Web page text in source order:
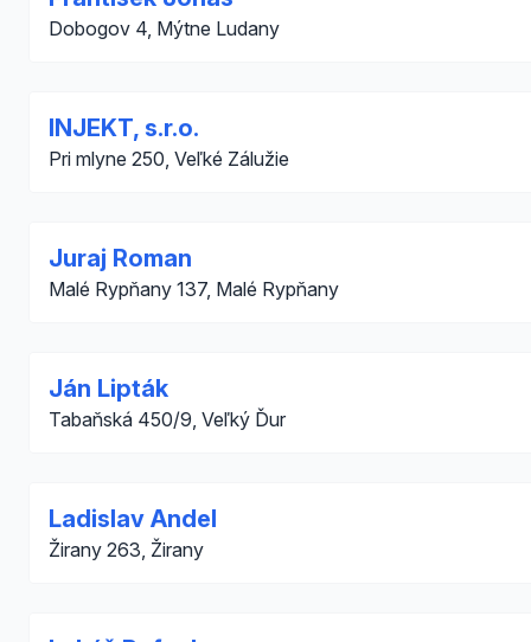
Dobogov 4, Mýtne Ludany
INJEKT, s.r.o.
Pri mlyne 250, Veľké Zálužie
Juraj Roman
Malé Rypňany 137, Malé Rypňany
Ján Lipták
Tabaňská 450/9, Veľký Ďur
Ladislav Andel
Žirany 263, Žirany